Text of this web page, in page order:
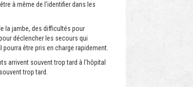
à même de l'identifier dans les
la jambe, des difficultés pour
déclencher les secours qui
être pris en charge rapidement.
arrivent souvent trop tard à l'hôpital
trop tard.